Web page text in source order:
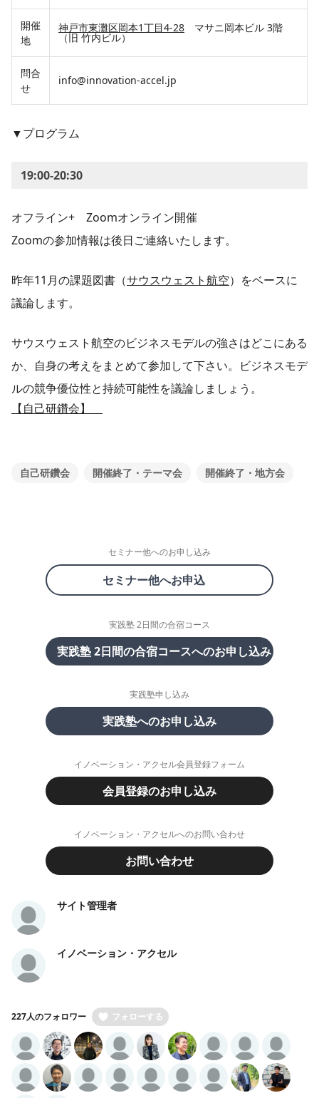
開催
地
神戸市東灘区岡本1丁目4-28 マサニ岡本ビル 3階
（旧 竹内ビル）
問合
せ
info@innovation-accel.jp
▼プログラム
19:00-20:30
オフライン+ Zoomオンライン開催
Zoomの参加情報は後日ご連絡いたします。
昨年11月の課題図書（サウスウェスト航空）をベースに
議論します。
サウスウェスト航空のビジネスモデルの強さはどこにある
か、自身の考えをまとめて参加して下さい。ビジネスモデ
ルの競争優位性と持続可能性を議論しましょう。
【自己研鑽会】
自己研鑽会 開催終了・テーマ会 開催終了・地方会
セミナー他へのお申し込み
セミナー他へお申込
実践塾 2日間の合宿コース
実践塾 2日間の合宿コースへのお申し込み
実践塾申し込み
実践塾へのお申し込み
イノベーション・アクセル会員登録フォーム
会員登録のお申し込み
イノベーション・アクセルへのお問い合わせ
お問い合わせ
サイト管理者
イノベーション・アクセル
227人のフォロワー フォローする